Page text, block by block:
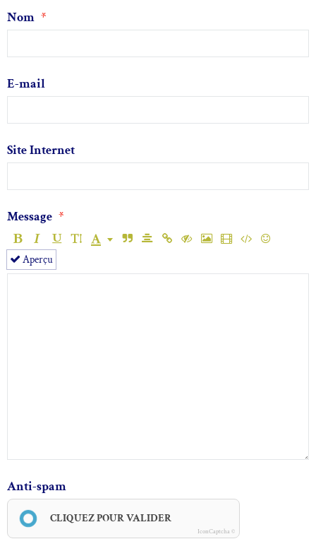
Nom
E-mail
Site Internet
Message
Aperçu
Anti-spam
CLIQUEZ POUR VALIDER
IconCaptcha ©